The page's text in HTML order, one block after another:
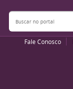
Buscar no portal
Fale Conosco